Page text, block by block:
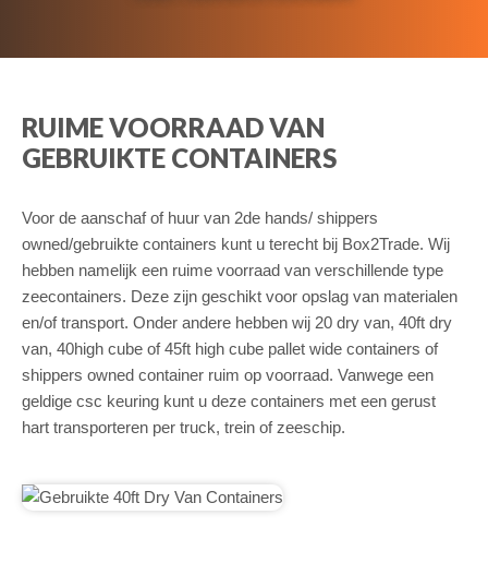
RUIME VOORRAAD VAN
GEBRUIKTE CONTAINERS
Voor de aanschaf of huur van 2de hands/ shippers
owned/gebruikte containers kunt u terecht bij Box2Trade. Wij
hebben namelijk een ruime voorraad van verschillende type
zeecontainers. Deze zijn geschikt voor opslag van materialen
en/of transport. Onder andere hebben wij 20 dry van, 40ft dry
van, 40high cube of 45ft high cube pallet wide containers of
shippers owned container ruim op voorraad. Vanwege een
geldige csc keuring kunt u deze containers met een gerust
hart transporteren per truck, trein of zeeschip.